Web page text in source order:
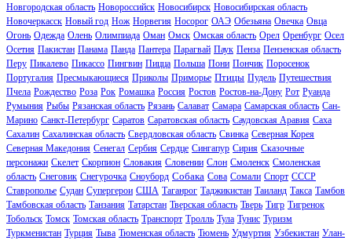
Новгородская область Новороссийск Новосибирск Новосибирская область
Новочеркасск Новый год Нож Норвегия Носорог ОАЭ Обезьяна Овечка Овца
Огонь Одежда Олень Олимпиада Оман Омск Омская область Орел Оренбург Осел
Осетия Пакистан Панама Панда Пантера Парагвай Паук Пенза Пензенская область
Перу Пикалево Пикассо Пингвин Пицца Польша Пони Пончик Поросенок
Португалия Пресмыкающиеся Приколы Приморье Птицы Пудель Путешествия
Пчела Рождество Роза Рок Ромашка Россия Ростов Ростов-на-Дону Рот Руанда
Румыния Рыбы Рязанская область Рязань Салават Самара Самарская область Сан-
Марино Санкт-Петербург Саратов Саратовская область Саудовская Аравия Саха
Сахалин Сахалинская область Свердловская область Свинка Северная Корея
Северная Македония Сенегал Сербия Сердце Сингапур Сирия Сказочные
персонажи Скелет Скорпион Словакия Словении Слон Смоленск Смоленская
область Снеговик Снегурочка Сноуборд Собака Сова Сомали Спорт СССР
Ставрополье Судан Супергерои США Таганрог Таджикистан Таиланд Такса Тамбов
Тамбовская область Танзания Татарстан Тверская область Тверь Тигр Тигренок
Тобольск Томск Томская область Транспорт Тролль Тула Тунис Туризм
Туркменистан Турция Тыва Тюменская область Тюмень Удмуртия Узбекистан Улан-